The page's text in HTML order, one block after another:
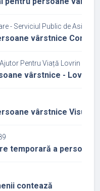
- Serviciul Public de
vârstnice
Pentru Viață Lovrin -
vârstnice - Lovrin
vârstnice Visul
temporară a
contează